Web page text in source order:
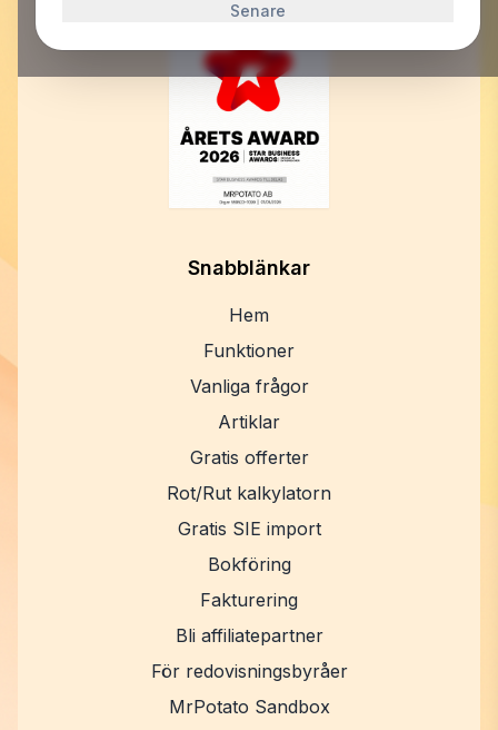
Senare
Snabblänkar
Hem
Funktioner
Vanliga frågor
Artiklar
Gratis offerter
Rot/Rut kalkylatorn
Gratis SIE import
Bokföring
Fakturering
Bli affiliatepartner
För redovisningsbyråer
MrPotato Sandbox